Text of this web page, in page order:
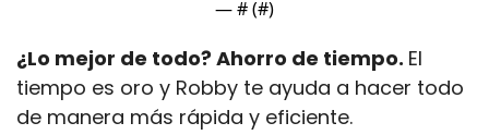
— # (#)
¿Lo mejor de todo? Ahorro de tiempo. El
tiempo es oro y Robby te ayuda a hacer todo
de manera más rápida y eficiente.